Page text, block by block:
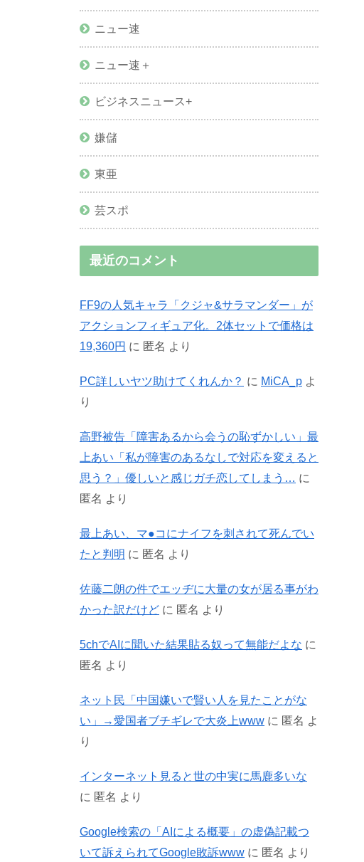
ニュー速
ニュー速＋
ビジネスニュース+
嫌儲
東亜
芸スポ
最近のコメント
FF9の人気キャラ「クジャ&サラマンダー」が
アクションフィギュア化。2体セットで価格は
19,360円 に 匿名 より
PC詳しいヤツ助けてくれんか？ に MiCA_p よ
り
高野被告「障害あるから会うの恥ずかしい」最
上あい「私が障害のあるなしで対応を変えると
思う？」優しいと感じガチ恋してしまう…
に
匿名 より
最上あい、マ●コにナイフを刺されて死んでい
たと判明 に 匿名 より
佐藤二朗の件でエッヂに大量の女が居る事がわ
かった訳だけど に 匿名 より
5chでAIに聞いた結果貼る奴って無能だよな に
匿名 より
ネット民「中国嫌いで賢い人を見たことがな
い」→愛国者ブチギレで大炎上www に 匿名 よ
り
インターネット見ると世の中実に馬鹿多いな
に 匿名 より
Google検索の「AIによる概要」の虚偽記載つ
いて訴えられてGoogle敗訴www に 匿名 より